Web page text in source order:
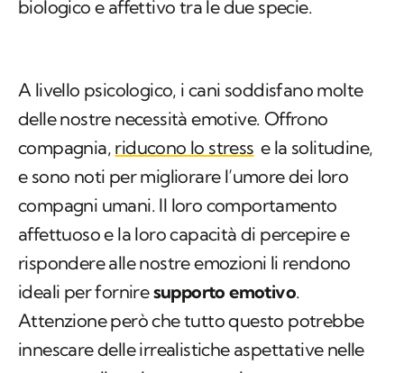
A livello psicologico, i cani soddisfano molte
e sono noti per migliorare l’umore dei loro
compagni umani. Il loro comportamento
affettuoso e la loro capacità di percepire e
rispondere alle nostre emozioni li rendono
ideali per forniresupporto emotivo .
Attenzione però che tutto questo potrebbe
innescare delle irrealistiche aspettative nelle
persone: alle volte una retorica
eccessivamente fiorita e un po’ troppo
generica potrebbe essere la fonte di molti